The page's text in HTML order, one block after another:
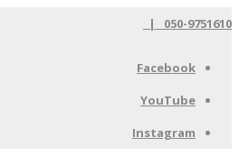
050-9751610 |
Facebook
YouTube
Instagram